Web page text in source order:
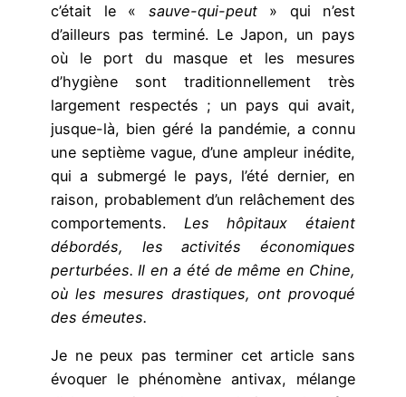
c’était le « sauve-qui-peut» qui n’est
d’ailleurs pas terminé. Le Japon, un pays
où le port du masque et les mesures
d’hygiène sont traditionnellement très
largement respectés ; un pays qui avait,
jusque-là, bien géré la pandémie, a connu
une septième vague, d’une ampleur inédite,
qui a submergé le pays, l’été dernier, en
raison, probablement d’un relâchement des
comportements. Les hôpitaux étaient
débordés, les activités économiques
perturbées. Il en a été de même en Chine,
où les mesures drastiques, ont provoqué
des émeutes.
Je ne peux pas terminer cet article sans
évoquer le phénomène antivax, mélange